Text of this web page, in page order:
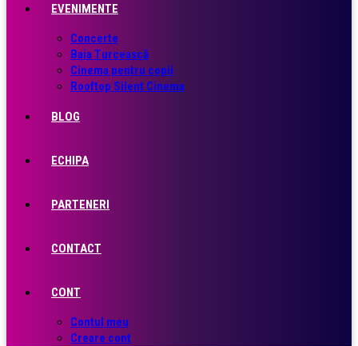
EVENIMENTE
Concerte
Baia Turcească
Cinema pentru copii
Rooftop Silent Cinema
BLOG
ECHIPA
PARTENERI
CONTACT
CONT
Contul meu
Creare cont